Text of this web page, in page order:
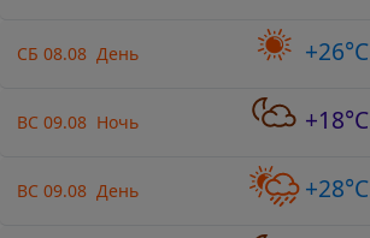
СБ 08.08 День +26°C
ВС 09.08 Ночь +18°C
ВС 09.08 День +28°C